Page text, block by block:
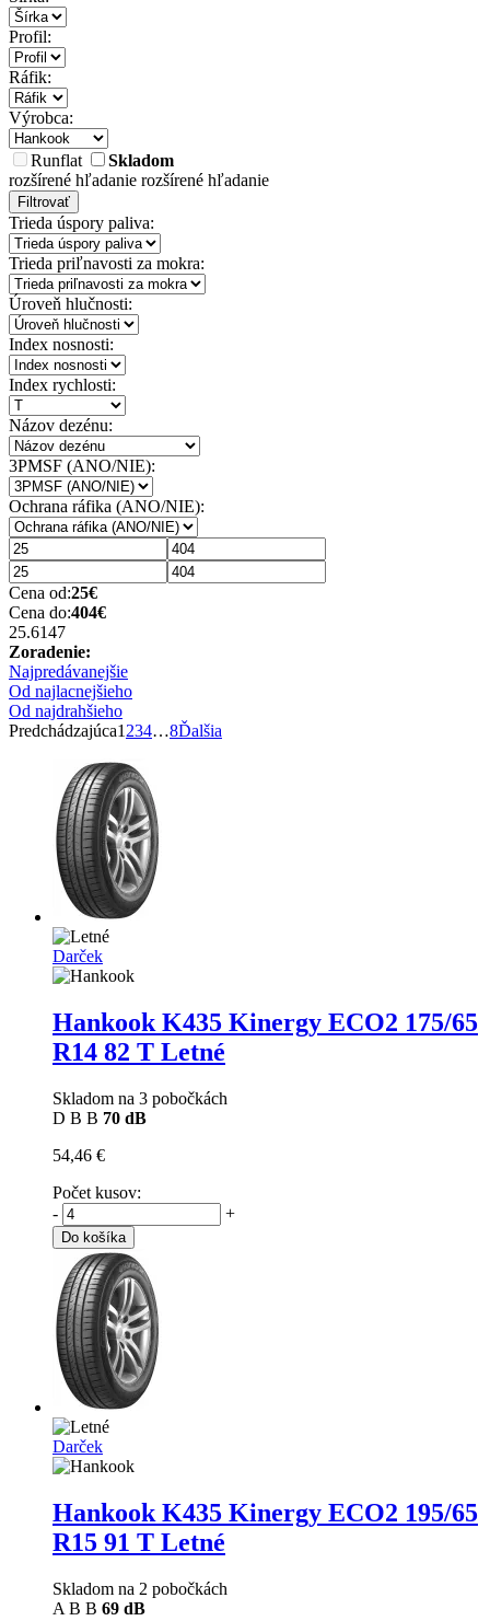
Profil:
Ráfik:
Výrobca:
Runflat
Skladom
rozšírené hľadanie rozšírené hľadanie
Filtrovať
Trieda úspory paliva:
Trieda priľnavosti za mokra:
Úroveň hlučnosti:
Index nosnosti:
Index rychlosti:
Názov dezénu:
3PMSF (ANO/NIE):
Ochrana ráfika (ANO/NIE):
Cena od:25€
Cena do:404€
25.6147
Zoradenie:
Najpredávanejšie
Od najlacnejšieho
Od najdrahšieho
Predchádzajúca1 234…8Ďalšia
Darček
Hankook K435 Kinergy ECO2 175/65
R14 82 T Letné
Skladom na 3 pobočkách
D B B 70 dB
54,46 €
Počet kusov:
-
+
Do košíka
Darček
Hankook K435 Kinergy ECO2 195/65
R15 91 T Letné
Skladom na 2 pobočkách
A B B 69 dB